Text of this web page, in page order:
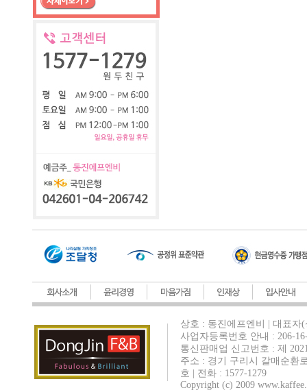
상호 : 동진에프엔비 | 대표
사업자등록번호 안내 : 206-
통신판매업 신고번호 : 제
주소 : 경기 구리시 갈매순환
호 | 전화 : 1577-1279
Copyright (c) 2009